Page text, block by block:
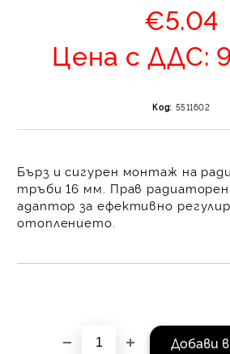
€5.04
Цена с ДДС:
Код: 5511602
Бърз и сигурен монтаж на
тръби 16 мм. Прав
адаптор за ефективно
отоплението.
от